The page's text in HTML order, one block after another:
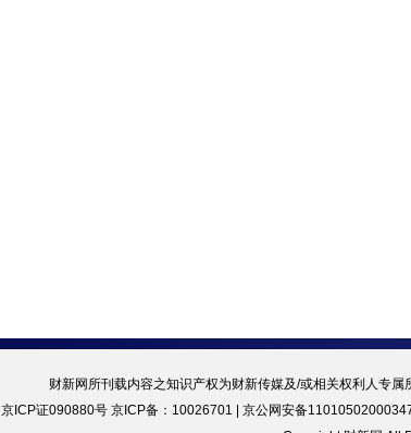
财新网所刊载内容之知识产权为财新传媒及/或相关权利人专
京ICP证090880号京ICP备：10026701 | 京公网安备11010502000347